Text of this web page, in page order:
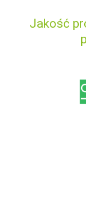
Jakość